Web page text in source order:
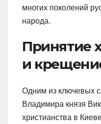
многих поколений
народа.
Принятие
и
Одним из ключевых
Владимира князя
христианства в